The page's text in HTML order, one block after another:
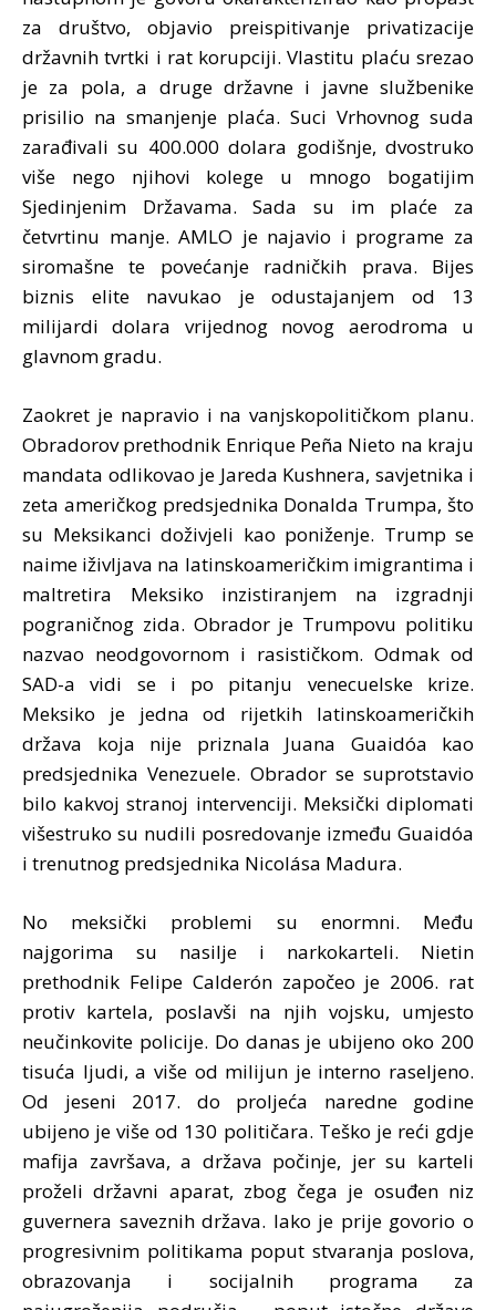
za društvo, objavio preispitivanje privatizacije
državnih tvrtki i rat korupciji. Vlastitu plaću srezao
je za pola, a druge državne i javne službenike
prisilio na smanjenje plaća. Suci Vrhovnog suda
zarađivali su 400.000 dolara godišnje, dvostruko
više nego njihovi kolege u mnogo bogatijim
Sjedinjenim Državama. Sada su im plaće za
četvrtinu manje. AMLO je najavio i programe za
siromašne te povećanje radničkih prava. Bijes
biznis elite navukao je odustajanjem od 13
milijardi dolara vrijednog novog aerodroma u
glavnom gradu.
Zaokret je napravio i na vanjskopolitičkom planu.
Obradorov prethodnik Enrique Peña Nieto na kraju
mandata odlikovao je Jareda Kushnera, savjetnika i
zeta američkog predsjednika Donalda Trumpa, što
su Meksikanci doživjeli kao poniženje. Trump se
naime iživljava na latinskoameričkim imigrantima i
maltretira Meksiko inzistiranjem na izgradnji
pograničnog zida. Obrador je Trumpovu politiku
nazvao neodgovornom i rasističkom. Odmak od
SAD-a vidi se i po pitanju venecuelske krize.
Meksiko je jedna od rijetkih latinskoameričkih
država koja nije priznala Juana Guaidóa kao
predsjednika Venezuele. Obrador se suprotstavio
bilo kakvoj stranoj intervenciji. Meksički diplomati
višestruko su nudili posredovanje između Guaidóa
i trenutnog predsjednika Nicolása Madura.
No meksički problemi su enormni. Među
najgorima su nasilje i narkokarteli. Nietin
prethodnik Felipe Calderón započeo je 2006. rat
protiv kartela, poslavši na njih vojsku, umjesto
neučinkovite policije. Do danas je ubijeno oko 200
tisuća ljudi, a više od milijun je interno raseljeno.
Od jeseni 2017. do proljeća naredne godine
ubijeno je više od 130 političara. Teško je reći gdje
mafija završava, a država počinje, jer su karteli
proželi državni aparat, zbog čega je osuđen niz
guvernera saveznih država. Iako je prije govorio o
progresivnim politikama poput stvaranja poslova,
obrazovanja i socijalnih programa za